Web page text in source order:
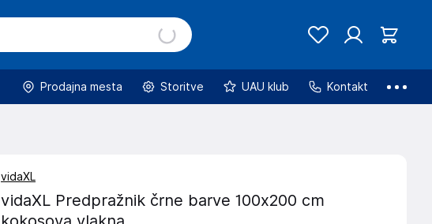
Prodajna mesta Storitve UAU klub Kontakt
vidaXL
vidaXL Predpražnik črne barve 100x200 cm